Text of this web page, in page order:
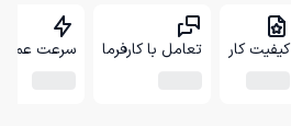
کیفیت کار تعامل با کارفرما سرعت عمل